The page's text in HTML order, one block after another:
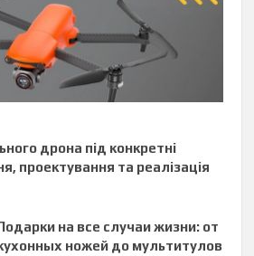
дрона під конкретні
проектування та реалізація
на все случаи жизни: от
ножей до мультитулов